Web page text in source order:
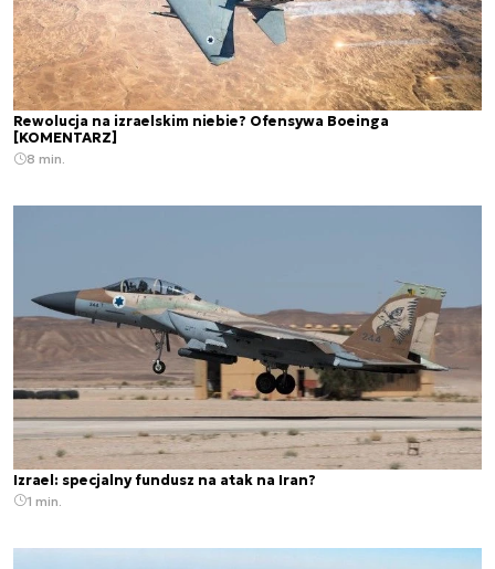
Rewolucja na izraelskim niebie? Ofensywa Boeinga
[KOMENTARZ]
8 min.
Izrael: specjalny fundusz na atak na Iran?
1 min.